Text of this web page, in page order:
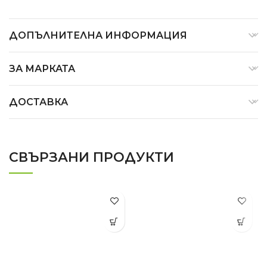
ДОПЪЛНИТЕЛНА ИНФОРМАЦИЯ
ЗА МАРКАТА
ДОСТАВКА
СВЪРЗАНИ ПРОДУКТИ